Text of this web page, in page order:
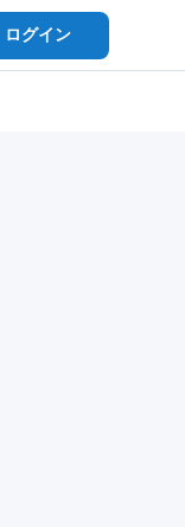
ログイン